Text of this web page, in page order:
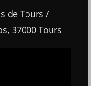
de Tours /
37000 Tours